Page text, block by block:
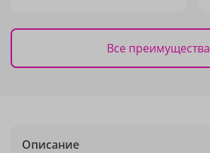
Все преимущества
Описание